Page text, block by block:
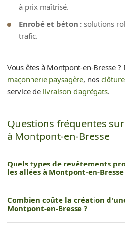
à prix maîtrisé.
Enrobé et béton : solutions
trafic.
Vous êtes à Montpont-en-Bresse ?
maçonnerie paysagère, nos
service de livraison d'agrégats.
Questions fréquentes sur
à Montpont-en-Bresse
Quels types de revêtements
les allées à Montpont-en-Bresse
enrobé et dalles en pierre
Combien coûte la création
Montpont-en-Bresse ?